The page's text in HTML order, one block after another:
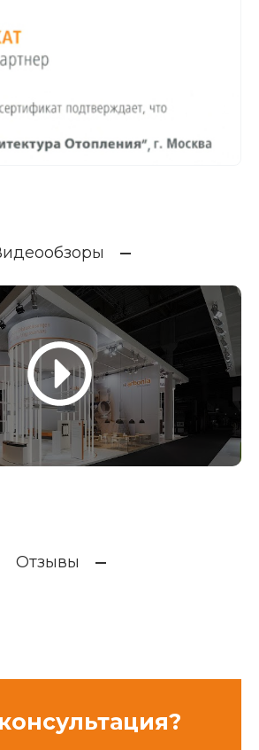
Отзывы